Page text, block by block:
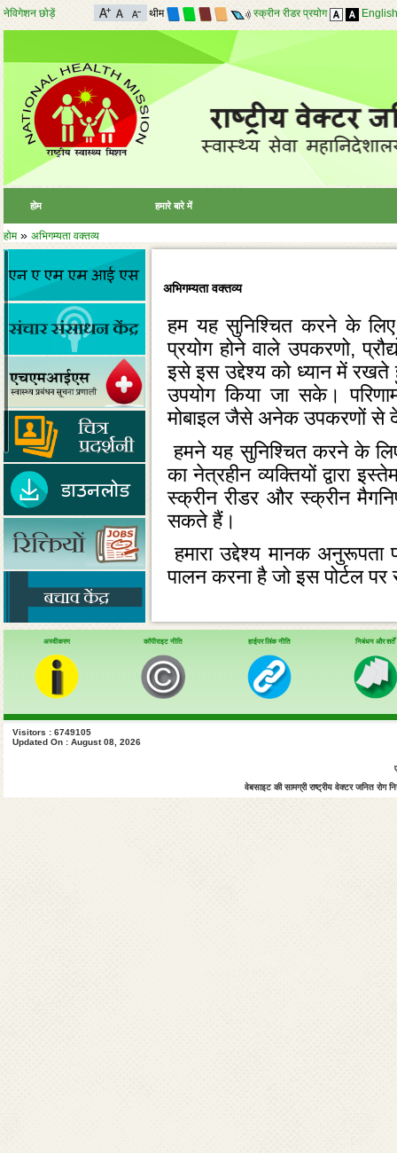
नेविगेशन छोड़ें थीम स्क्रीन रीडर प्रयोग English
होम हमारे बारे में
होम» अभिगम्यता वक्तव्य
अभिगम्यता वक्तव्य
हम यह सुनिश्‍चित करने के लिए
प्रयोग होने वाले उपकरणो,
इसे इस उद्देश्‍य को ध्‍यान में रखते
उपयोग किया जा सके।
मोबाइल जैसे अनेक उपकरणों से
हमने यह सुनिश्‍चित करने के
का नेत्रहीन व्‍यक्‍तियों द्वारा
स्‍क्रीन रीडर और स्‍क्रीन
सकते हैं।
हमारा उद्देश्‍य मानक अनुरूपता
पालन करना है जो इस पोर्टल
इस पोर्टल का डिजाइन भारत
1.0 ट्रांजिशनल का प्रयोग करके
निर्धारित वेब सामग्री
है। पोर्टल में कुछ सूचना को
स्‍वास्‍थ्‍य और परिवार कल्‍याण
अस्वीकरण कॉपीराइट नीति हाईपर लिंक नीति निबंधन और शर्तें
Visitors : 6749105
Updated On : August 08, 2026
वेबसाइट की सामग्री राष्ट्रीय वेक्टर जनित रोग